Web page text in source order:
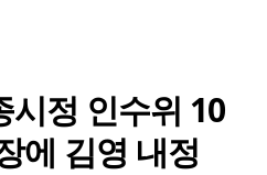
시정 인수위 10
에 김영 내정